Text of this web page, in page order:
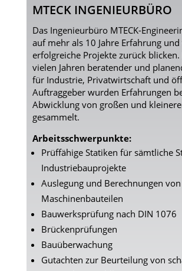
MTECK INGENIEURBÜRO
Das Ingenieurbüro MTECK-
auf mehr als 10 Jahre Erfahrung und
erfolgreiche Projekte zurück blicken.
vielen Jahren beratender und
für Industrie, Privatwirtschaft und
Auftraggeber wurden Erfahrungen
Abwicklung von großen und
gesammelt.
Arbeitsschwerpunkte:
Prüffähige Statiken für sämtliche
Industriebauprojekte
Auslegung und Berechnungen von
Maschinenbauteilen
Bauwerksprüfung nach DIN 1076
Brückenprüfungen
Bauüberwachung
Gutachten zur Beurteilung von